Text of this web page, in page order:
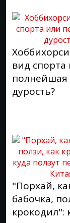
вид спорта
полнейшая
дурость?
"Порхай,
бабочка,
крокодил":